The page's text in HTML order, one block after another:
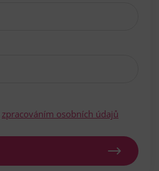
zpracováním osobních údajů